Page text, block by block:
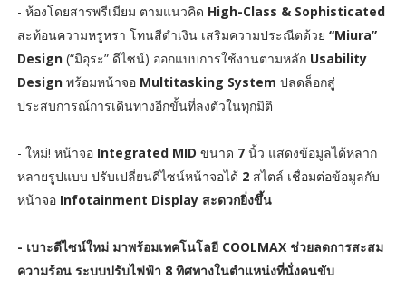
- ห้องโดยสารพรีเมียม ตามแนวคิด High-Class & Sophisticated
สะท้อนความหรูหรา โทนสีดำเงิน เสริมความประณีตด้วย “Miura”
Design(“มิอุระ” ดีไซน์) ออกแบบการใช้งานตามหลัก Usability
Design พร้อมหน้าจอ Multitasking System ปลดล็อกสู่
ประสบการณ์การเดินทางอีกขั้นที่ลงตัวในทุกมิติ
- ใหม่! หน้าจอ Integrated MID ขนาด 7นิ้ว แสดงข้อมูลได้หลาก
หลายรูปแบบ ปรับเปลี่ยนดีไซน์หน้าจอได้ 2สไตล์ เชื่อมต่อข้อมูลกับ
หน้าจอ Infotainment Display สะดวกยิ่งขึ้น
- เบาะดีไซน์ใหม่ มาพร้อมเทคโนโลยี COOLMAX ช่วยลดการสะสม
ความร้อน ระบบปรับไฟฟ้า 8 ทิศทางในตำแหน่งที่นั่งคนขับ